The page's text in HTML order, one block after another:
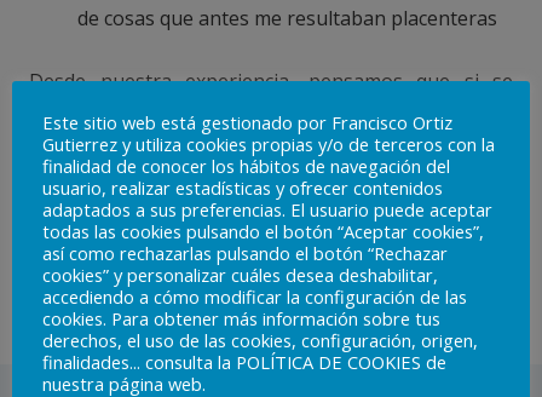
de cosas que antes me resultaban placenteras
Desde nuestra experiencia, pensamos que si se
plantea cuando acudir a un psicólogo, es el momento
cuando se siente incapaz de superar una situación a
pesar de haberlo intentado. Es entonces cuando
consultar con un psicólogo puede resultar de gran
utilidad para que éste pueda valorar y ayudar a
resolver su problema de una forma más objetiva y
profesional.
Este sitio web está gestionado por Francisco Ortiz
Gutierrez y utiliza cookies propias y/o de terceros con la
finalidad de conocer los hábitos de navegación del
usuario, realizar estadísticas y ofrecer contenidos
adaptados a sus preferencias. El usuario puede aceptar
todas las cookies pulsando el botón “Aceptar cookies”,
así como rechazarlas pulsando el botón “Rechazar
cookies” y personalizar cuáles desea deshabilitar,
accediendo a cómo modificar la configuración de las
cookies. Para obtener más información sobre tus
derechos, el uso de las cookies, configuración, origen,
finalidades... consulta la POLÍTICA DE COOKIES de
nuestra página web.